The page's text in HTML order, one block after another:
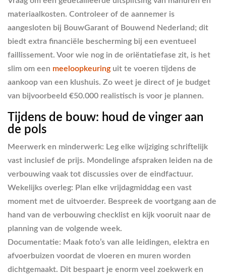
materiaalkosten. Controleer of de aannemer is
aangesloten bij BouwGarant of Bouwend Nederland; dit
biedt extra financiële bescherming bij een eventueel
faillissement. Voor wie nog in de oriëntatiefase zit, is het
slim om een meeloopkeuring uit te voeren tijdens de
aankoop van een klushuis. Zo weet je direct of je budget
van bijvoorbeeld €50.000 realistisch is voor je plannen.
Tijdens de bouw: houd de vinger aan
de pols
Meerwerk en minderwerk: Leg elke wijziging schriftelijk
vast inclusief de prijs. Mondelinge afspraken leiden na de
verbouwing vaak tot discussies over de eindfactuur.
Wekelijks overleg: Plan elke vrijdagmiddag een vast
moment met de uitvoerder. Bespreek de voortgang aan de
hand van de verbouwing checklist en kijk vooruit naar de
planning van de volgende week.
Documentatie: Maak foto’s van alle leidingen, elektra en
afvoerbuizen voordat de vloeren en muren worden
dichtgemaakt. Dit bespaart je enorm veel zoekwerk en